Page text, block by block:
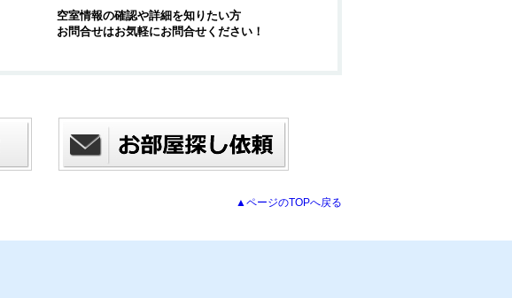
空室情報の確認や詳細を知りたい方
お問合せはお気軽にお問合せください！
▲ページのTOPへ戻る